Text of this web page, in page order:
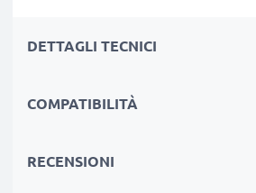
★per scaricare etrasferire foto
★ sincronizzare,aggiornare
★ offre unaVelocità di
DETTAGLI TECNICI
COMPATIBILITÀ
RECENSIONI